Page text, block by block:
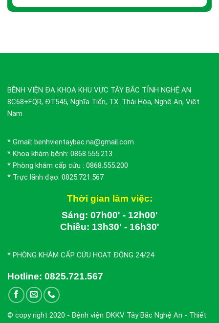
BỆNH VIỆN ĐA KHOA KHU VỰC TÂY BẮC TỈNH NGHỆ AN
8C68+FQR, ĐT545, Nghĩa Tiến, TX. Thái Hòa, Nghệ An, Việt
Nam
* Gmail: benhvientaybac.na@gmail.com
* Khoa khám bệnh: 0868.555.213
* Phòng khám cấp cứu : 0868.555.200
* Trực lãnh đạo: 0825.721.567
Thời gian làm việc:
Sáng: 07h00' - 12h00'
Chiều: 13h30' - 16h30'
* PHÒNG KHÁM CẤP CỨU HOẠT ĐỘNG 24/24
Hotline: 0825.721.567
© copy right 2020 - Bệnh viện ĐKKV Tây Bắc Nghệ An - Thiết